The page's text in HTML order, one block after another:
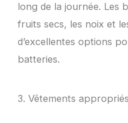
long de la journée. Les
fruits secs, les noix et
d’excellentes options
batteries.
3. Vêtements appropriés